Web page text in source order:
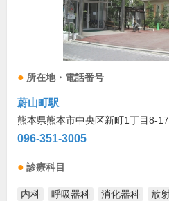
所在地・電話番号
蔚山町駅
熊本県熊本市中央区新町1丁目8-17
096-351-3005
診療科目
内科 呼吸器科 消化器科 放